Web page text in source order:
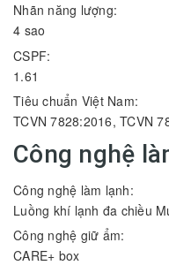
Nhãn năng lượng:
4 sao
CSPF:
1.61
Tiêu chuẩn Việt Nam:
TCVN 7828:2016, TCVN
Công nghệ
Công nghệ làm lạnh:
Luồng khí lạnh đa chiều
Công nghệ giữ ẩm:
CARE+ box